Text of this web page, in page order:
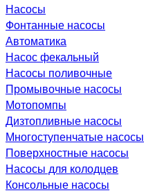
Насосы
Фонтанные насосы
Автоматика
Насос фекальный
Насосы поливочные
Промывочные насосы
Мотопомпы
Дизтопливные насосы
Многоступенчатые насосы
Поверхностные насосы
Насосы для колодцев
Консольные насосы